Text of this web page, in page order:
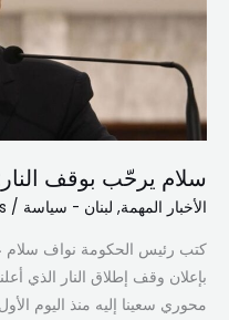
سلام يرحّب بوقف
الأخبار المهمة, لبنان - سياسة /
كتب رئيس الحكومة نواف
بإعلان وقف إطلاق النار الذي
محوري سعينا إليه منذ اليوم
مطلب
تحقق